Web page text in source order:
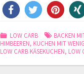
LOW CARB BACKEN
HIMBEEREN, KUCHEN MIT
LOW CARB KÄSEKUCHEN, LOW